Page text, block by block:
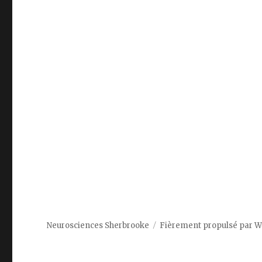
Neurosciences Sherbrooke Fièrement propulsé par